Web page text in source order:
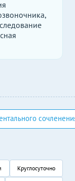
Круглосуточно